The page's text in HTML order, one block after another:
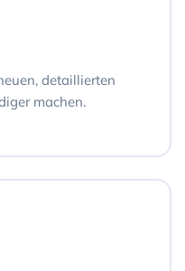
detaillierten
machen.